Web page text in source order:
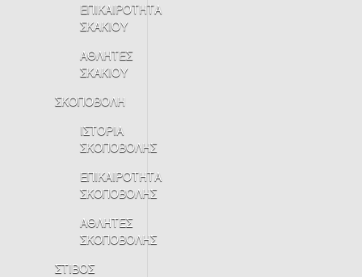
ΕΠΙΚΑΙΡΟΤΗΤΑ
ΣΚΑΚΙΟΥ
ΑΘΛΗΤΕΣ
ΣΚΑΚΙΟΥ
ΣΚΟΠΟΒΟΛΗ
ΙΣΤΟΡΙΑ
ΣΚΟΠΟΒΟΛΗΣ
ΕΠΙΚΑΙΡΟΤΗΤΑ
ΣΚΟΠΟΒΟΛΗΣ
ΑΘΛΗΤΕΣ
ΣΚΟΠΟΒΟΛΗΣ
ΣΤΙΒΟΣ